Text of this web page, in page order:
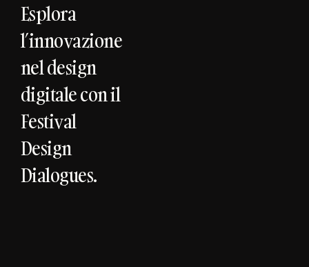
Esplora
l’innovazione
nel design
digitale con il
Festival
Design
Dialogues.